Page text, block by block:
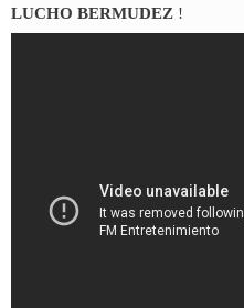
LUCHO BERMUDEZ !